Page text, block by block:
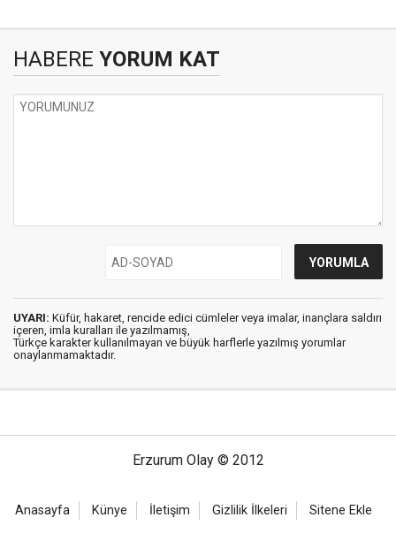
HABERE YORUM KAT
UYARI: Küfür, hakaret, rencide edici cümleler veya imalar, inançlara saldırı
içeren, imla kuralları ile yazılmamış,
Türkçe karakter kullanılmayan ve büyük harflerle yazılmış yorumlar
onaylanmamaktadır.
Erzurum Olay © 2012
Anasayfa Künye İletişim Gizlilik İlkeleri Sitene Ekle